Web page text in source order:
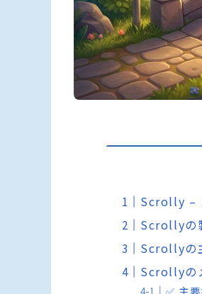
Scrolly –
Scrollyの
Scrollyの
Scrollyの
✅ 主